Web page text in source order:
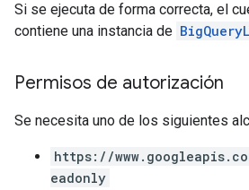
Si se ejecuta de forma correcta, el
contiene una instancia de
Permisos de autorización
Se necesita uno de los siguientes
https://
eadonly